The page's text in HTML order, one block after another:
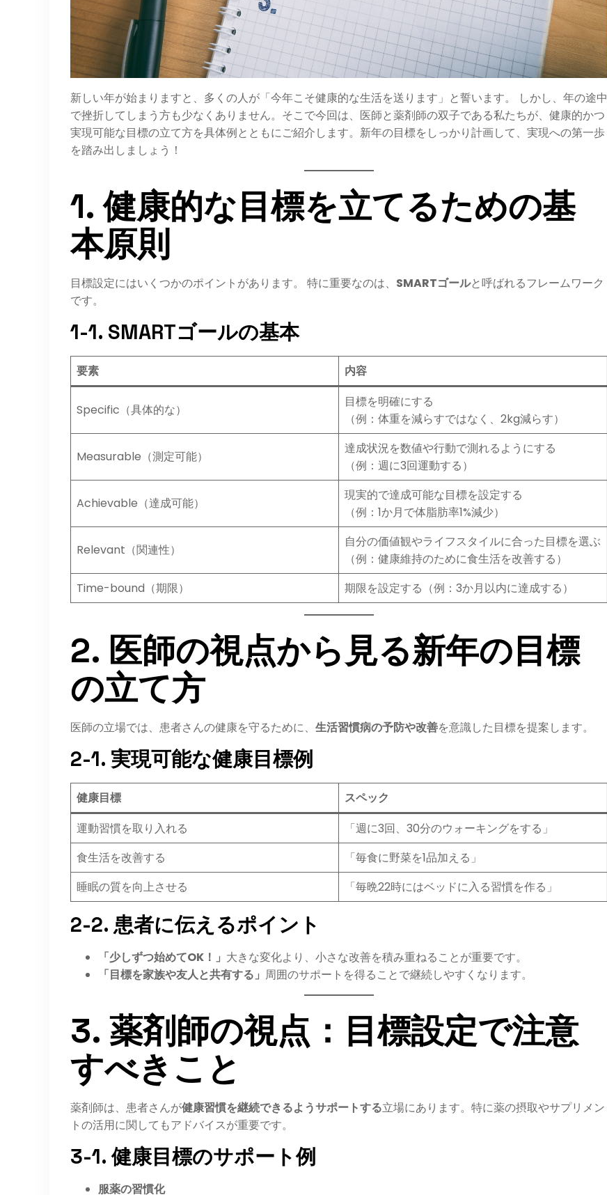
新しい年が始まりますと、多くの人が「今年こそ健康的な生活を送ります」と誓います。 しかし、年の途中
で挫折してしまう方も少なくありません。そこで今回は、医師と薬剤師の双子である私たちが、健康的かつ
実現可能な目標の立て方を具体例とともにご紹介します。新年の目標をしっかり計画して、実現への第一歩
を踏み出しましょう！
1. 健康的な目標を立てるための基
本原則
目標設定にはいくつかのポイントがあります。 特に重要なのは、 SMARTゴールと呼ばれるフレームワーク
です。
1-1. SMARTゴールの基本
要素 内容
Specific（具体的な）
目標を明確にする
（例：体重を減らすではなく、2kg減らす）
Measurable（測定可能）
達成状況を数値や行動で測れるようにする
（例：週に3回運動する）
Achievable（達成可能）
現実的で達成可能な目標を設定する
（例：1か月で体脂肪率1%減少）
Relevant（関連性）
自分の価値観やライフスタイルに合った目標を選ぶ
（例：健康維持のために食生活を改善する）
Time-bound（期限）
期限を設定する（例：3か月以内に達成する）
2. 医師の視点から見る新年の目標
の立て方
医師の立場では、患者さんの健康を守るために、 生活習慣病の予防や改善を意識した目標を提案します。
2-1. 実現可能な健康目標例
健康目標
スペック
運動習慣を取り入れる
「週に3回、30分のウォーキングをする」
食生活を改善する
「毎食に野菜を1品加える」
睡眠の質を向上させる
「毎晩22時にはベッドに入る習慣を作る」
2-2. 患者に伝えるポイント
「少しずつ始めてOK！」 大きな変化より、小さな改善を積み重ねることが重要です。
「目標を家族や友人と共有する」 周囲のサポートを得ることで継続しやすくなります。
3. 薬剤師の視点：目標設定で注意
すべきこと
薬剤師は、患者さんが健康習慣を継続できるようサポートする立場にあります。特に薬の摂取やサプリメン
トの活用に関してもアドバイスが重要です。
3-1. 健康目標のサポート例
服薬の習慣化